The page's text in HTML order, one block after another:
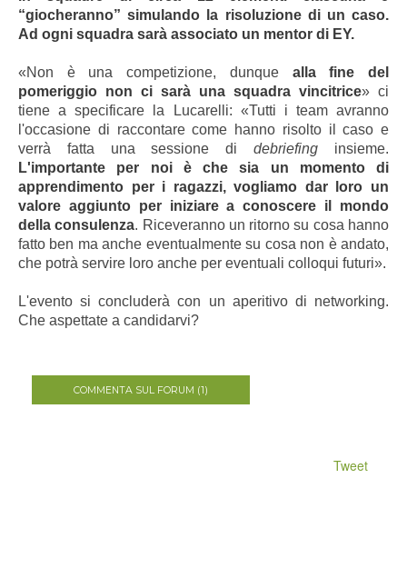
“giocheranno” simulando la risoluzione di un caso.
Ad ogni squadra sarà associato un mentor di EY.
«Non è una competizione, dunque alla fine del
pomeriggio non ci sarà una squadra vincitrice» ci
tiene a specificare la Lucarelli: «Tutti i team avranno
l'occasione di raccontare come hanno risolto il caso e
verrà fatta una sessione didebriefing insieme.
L'importante per noi è che sia un momento di
apprendimento per i ragazzi, vogliamo dar loro un
valore aggiunto per iniziare a conoscere il mondo
della consulenza. Riceveranno un ritorno su cosa hanno
fatto ben ma anche eventualmente su cosa non è andato,
che potrà servire loro anche per eventuali colloqui futuri».
L'evento si concluderà con un aperitivo di networking.
Che aspettate a candidarvi?
COMMENTA SUL FORUM (1)
Tweet